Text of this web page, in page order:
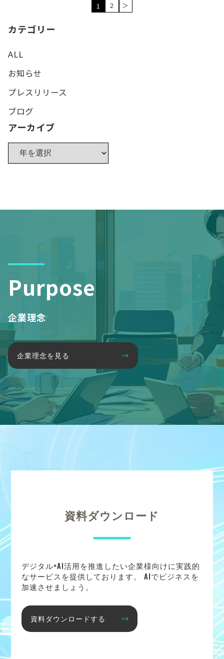
1 2 ＞
カテゴリー
ALL
お知らせ
プレスリリース
ブログ
アーカイブ
Purpose
企業理念
企業理念を見る
資料ダウンロード
デジタル×AI活用を推進したい企業様向けに実践的
なサービスを提供しております。 AIでビジネスを
加速させましょう。
資料ダウンロードする